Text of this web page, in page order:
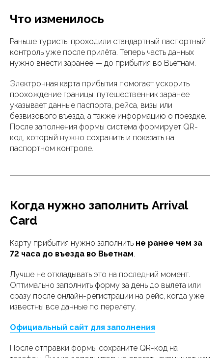
Что изменилось
Раньше туристы проходили стандартный паспортный
контроль уже после прилёта. Теперь часть данных
нужно внести заранее — до прибытия во Вьетнам.
Электронная карта прибытия помогает ускорить
прохождение границы: путешественник заранее
указывает данные паспорта, рейса, визы или
безвизового въезда, а также информацию о поездке.
После заполнения формы система формирует QR-
код, который нужно сохранить и показать на
паспортном контроле.
Когда нужно заполнить Arrival
Card
Карту прибытия нужно заполнить не ранее чем за
72 часа до въезда во Вьетнам.
Лучше не откладывать это на последний момент.
Оптимально заполнить форму за день до вылета или
сразу после онлайн-регистрации на рейс, когда уже
известны все данные по перелёту.
Официальный сайт для заполнения
После отправки формы сохраните QR-код на